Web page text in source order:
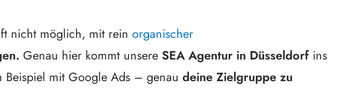
nicht möglich, mit rein organischer
Genau hier kommt unsere SEA Agentur in Düsseldorf ins
mit Google Ads – genau deine Zielgruppe zu